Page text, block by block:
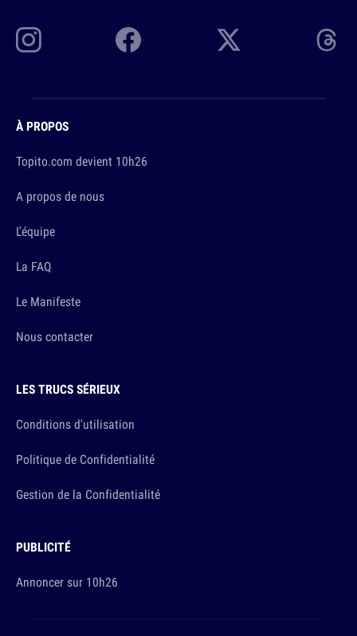
À PROPOS
Topito.com devient 10h26
A propos de nous
L'équipe
La FAQ
Le Manifeste
Nous contacter
LES TRUCS SÉRIEUX
Conditions d'utilisation
Politique de Confidentialité
Gestion de la Confidentialité
PUBLICITÉ
Annoncer sur 10h26